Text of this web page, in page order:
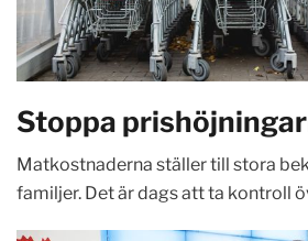
Stoppa
Matkostnaderna ställer till stora
familjer. Det är dags att ta kontroll